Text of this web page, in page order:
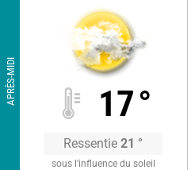
APRÈS-MIDI 17°
Ressentie 21 °
sous l’influence du soleil